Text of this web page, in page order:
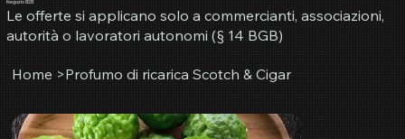
Negozio B2B
Le offerte si applicano solo a commercianti, associazioni,
autorità o lavoratori autonomi (§ 14 BGB)
Home >Profumo di ricarica Scotch & Cigar